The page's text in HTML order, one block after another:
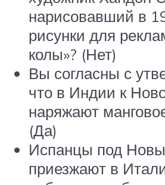
нарисовавший в
рисунки для
колы»? (Нет)
Вы согласны с
что в Индии к
наряжают
(Да)
Испанцы под
приезжают в